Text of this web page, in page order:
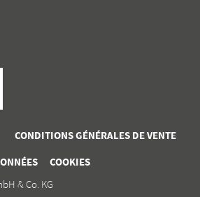
CONDITIONS GÉNÉRALES DE VENTE
COOKIES
& Co. KG